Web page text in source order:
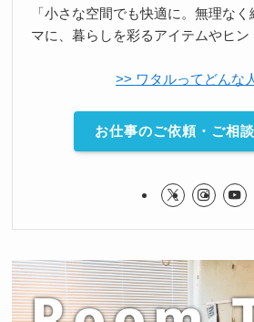
「小さな空間でも快適に。無理な
マに、暮らしを彩るアイテムやヒン
>> ワタルってどんな
お仕事のご依頼・ご相